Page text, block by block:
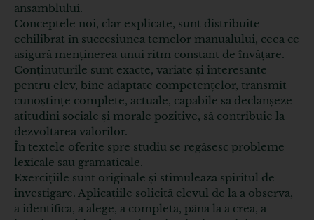
ansamblului.
Conceptele noi, clar explicate, sunt distribuite
echilibrat în succesiunea temelor manualului, ceea ce
asigură menținerea unui ritm constant de învățare.
Conținuturile sunt exacte, variate și interesante
pentru elev, bine adaptate competențelor, transmit
cunoștințe complete, actuale, capabile să declanșeze
atitudini sociale și morale pozitive, să contribuie la
dezvoltarea valorilor.
În textele oferite spre studiu se regăsesc probleme
lexicale sau gramaticale.
Exercițiile sunt originale și stimulează spiritul de
investigare. Aplicațiile solicită elevul de la a observa,
a identifica, a alege, a completa, până la a crea, a